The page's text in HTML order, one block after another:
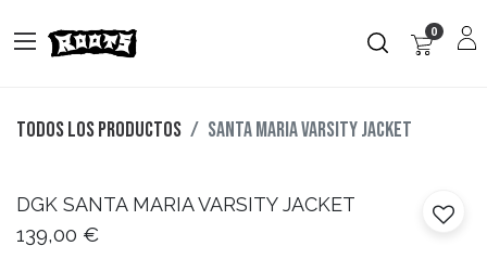
0
Todos los productos SANTA MARIA VARSITY JACKET
DGK SANTA MARIA VARSITY JACKET
139,00 €